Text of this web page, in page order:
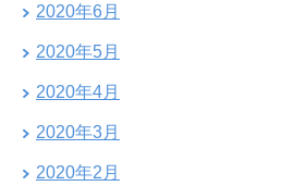
2020年6月
2020年5月
2020年4月
2020年3月
2020年2月